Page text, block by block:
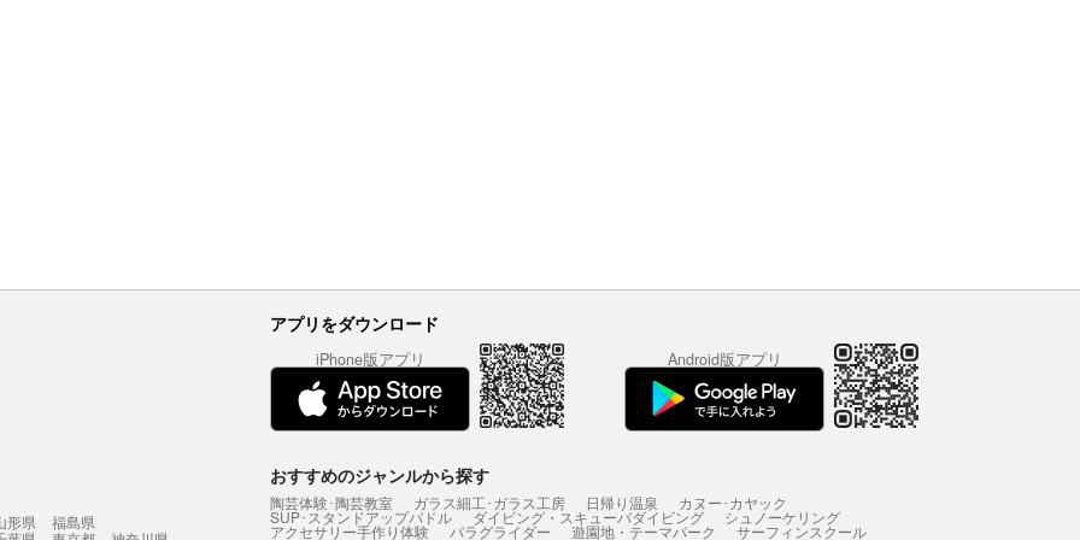
アプリをダウンロード
iPhone版アプリ Android版アプリ
形県
福島県
おすすめのジャンルから探す
陶芸体験･陶芸教室 ガラス細工･ガラス工房 日帰り温泉 カヌー･カヤック
SUP･スタンドアップパドル ダイビング・スキューバダイビング シュノーケリング
アクセサリー手作り体験 パラグライダー 遊園地・テーマパーク サーフィンスクール